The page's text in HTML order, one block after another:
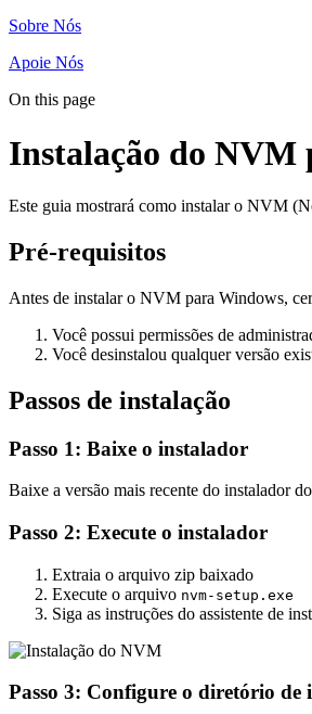
Sobre Nós
Apoie Nós
On this page
Instalação do NVM
Este guia mostrará como instalar o NVM
Pré-requisitos
Antes de instalar o NVM para Windows,
Você possui permissões de
Você desinstalou qualquer versão
Passos de instalação
Passo 1: Baixe o instalador
Baixe a versão mais recente do instalador
Passo 2: Execute o instalador
Extraia o arquivo zip baixado
Execute o arquivo nvm-setup.exe
Siga as instruções do assistente de
Passo 3: Configure o diretório de